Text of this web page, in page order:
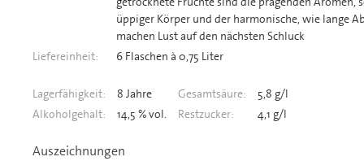
üppiger Körper und der harmonische, wie lange
machen Lust auf den nächsten Schluck
Liefereinheit:
6 Flaschen à 0,75 Liter
Lagerfähigkeit: 8 Jahre Gesamtsäure:
5,8 g/l
Alkoholgehalt:
14,5 % vol. Restzucker: 4,1 g/l
Auszeichnungen